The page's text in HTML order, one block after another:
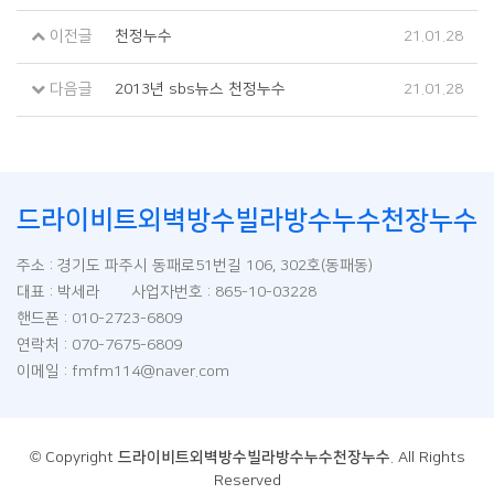
이전글 천정누수 21.01.28
다음글 2013년 sbs뉴스 천정누수 21.01.28
드라이비트외벽방수빌라방수누수천장누수
주소 : 경기도 파주시 동패로51번길 106, 302호(동패동)
대표 : 박세라 사업자번호 : 865-10-03228
핸드폰 : 010-2723-6809
연락처 : 070-7675-6809
이메일 : fmfm114@naver.com
© Copyright 드라이비트외벽방수빌라방수누수천장누수 . All Rights
Reserved